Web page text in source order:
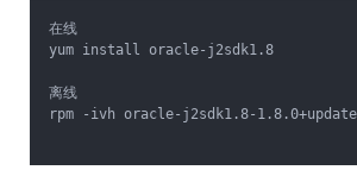
在线
yum install oracle-j2sdk1.8
离线
rpm -ivh oracle-j2sdk1.8-